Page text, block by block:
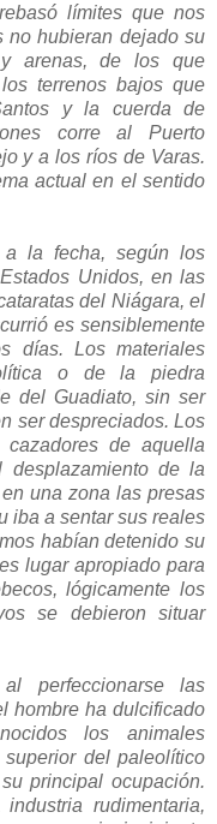
límites que nos
no hubieran dejado su
arenas, de los que
terrenos bajos que
y la cuerda de
corre al Puerto
y a los ríos de Varas.
actual en el sentido
la fecha, según los
Unidos, en las
del Niágara, el
es sensiblemente
días. Los materiales
o de la piedra
del Guadiato, sin ser
ser despreciados. Los
de aquella
desplazamiento de la
una zona las presas
iba a sentar sus reales
habían detenido su
lugar apropiado para
lógicamente los
se debieron situar
perfeccionarse las
hombre ha dulcificado
los animales
del paleolítico
principal ocupación.
rudimentaria,